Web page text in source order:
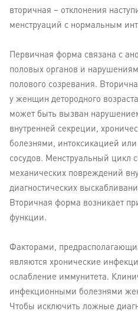
вторичная – отклонения
менструаций с нормальным
Первичная форма связана с
половых органов и
полового созревания.
у женщин детородного
может быть вызван
внутренней секреции,
болезнями, интоксикацией
сосудов. Менструальный цикл
механических повреждений
диагностических
Вторичная форма возникает
функции.
Факторами,
являются хронические
ослабление иммунитета.
инфекционными болезнями
Чтобы исключить ложные